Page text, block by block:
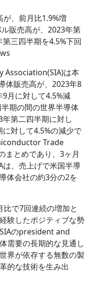
、前月比1.9%増
販売高が、2023年第
三四半期を4.5%下回
は本
体販売高が、2023年8
月に対して4.5%減
期の間の世界半導体
第二四半期に対し
対して4.5%の減少で
Trade
とめであり、3ヶ月
は、売上げで米国半導
体会社の約3分の2を
比で7回連続の増加と
験したポジティブな勢
のpresident and
需要の長期的な見通し
界が依存する無数の製
的な技術を生み出